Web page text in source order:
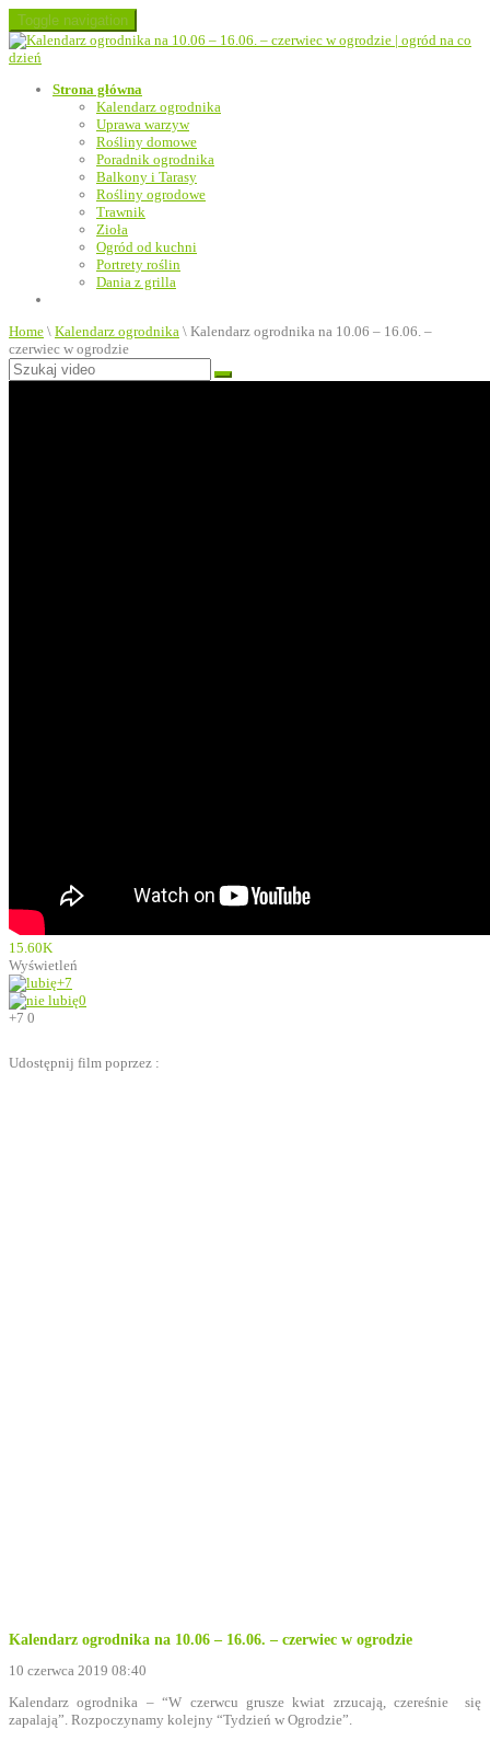
Toggle navigation
Strona główna
Kalendarz ogrodnika
Uprawa warzyw
Rośliny domowe
Poradnik ogrodnika
Balkony i Tarasy
Rośliny ogrodowe
Trawnik
Zioła
Ogród od kuchni
Portrety roślin
Dania z grilla
Home \ Kalendarz ogrodnika \ Kalendarz ogrodnika na 10.06 – 16.06. –
czerwiec w ogrodzie
15.60K
Wyświetleń
+7
0
+7 0
Udostępnij film poprzez :
Kalendarz ogrodnika na 10.06 – 16.06. – czerwiec w ogrodzie
10 czerwca 2019 08:40
Kalendarz ogrodnika – “W czerwcu grusze kwiat zrzucają, czereśnie się
zapalają”. Rozpoczynamy kolejny “Tydzień w Ogrodzie”.